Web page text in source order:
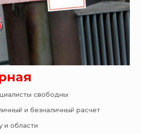
свободны
и безналичный расчет
и области